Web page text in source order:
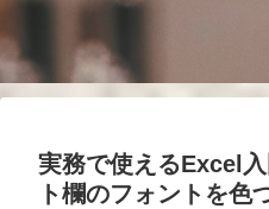
実務で使えるExcel
ト欄のフォントを色